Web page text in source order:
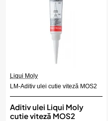
Liqui Moly
LM-Aditiv ulei cutie viteză MOS2
Aditiv ulei Liqui Moly
cutie viteză MOS2